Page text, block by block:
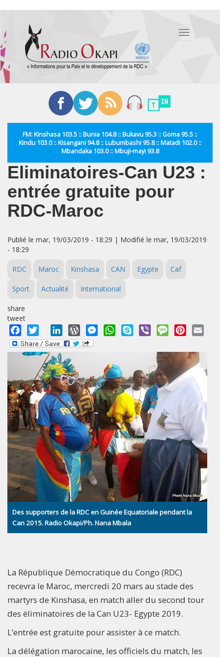
contenu
principal
Toggle
FM: Kinshasa 103.5 :: Bunia 104.8 :: Bukavu 95.3 :: Goma 95.5 ::
Kindu 103.0 :: Kisangani 94.8 :: Lubumbashi 95.8 :: Matadi 102.0 ::
Mbandaka 103.0 :: Mbuji-mayi 93.8
Eliminatoires-Can U23 :
entrée gratuite pour
RDC-Maroc
Publié le mar, 19/03/2019 - 18:29 | Modifié le mar, 19/03/2019
- 18:29
RDC Maroc Kinshasa CAN Egypte Caf
Sport Actualité International
share
tweet
Facebook
Twitter LinkedInWordPressMessengerWhatsApp
Skype Viber MessagePinterest
Des supporters de la RDC en Guinée Equatoriale pendant la
Can 2015. Radio Okapi/Ph. Nana Mbala
La République Démocratique du Congo (RDC)
recevra le Maroc, mercredi 20 mars au stade des
martyrs de Kinshasa, en match aller du second tour
des éliminatoires de la Can U23- Egypte 2019.
L’entrée est gratuite pour assister à ce match.
La délégation marocaine, les officiels du match, les